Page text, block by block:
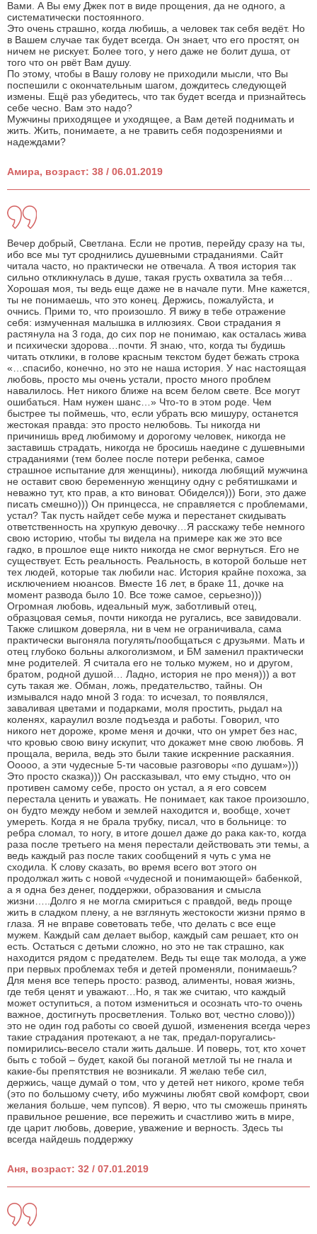
Вами. А Вы ему Джек пот в виде прощения, да не одного, а
систематически постоянного.
Это очень страшно, когда любишь, а человек так себя ведёт. Но
в Вашем случае так будет всегда. Он знает, что его простят, он
ничем не рискует. Более того, у него даже не болит душа, от
того что он рвёт Вам душу.
По этому, чтобы в Вашу голову не приходили мысли, что Вы
поспешили с окончательным шагом, дождитесь следующей
измены. Ещё раз убедитесь, что так будет всегда и признайтесь
себе чесно. Вам это надо?
Мужчины приходящее и уходящее, а Вам детей поднимать и
жить. Жить, понимаете, а не травить себя подозрениями и
надеждами?
Амира, возраст: 38 / 06.01.2019
Вечер добрый, Светлана. Если не против, перейду сразу на ты,
ибо все мы тут сроднились душевными страданиями. Сайт
читала часто, но практически не отвечала. А твоя история так
сильно откликнулась в душе, такая грусть охватила за тебя…
Хорошая моя, ты ведь еще даже не в начале пути. Мне кажется,
ты не понимаешь, что это конец. Держись, пожалуйста, и
очнись. Прими то, что произошло. Я вижу в тебе отражение
себя: измученная малышка в иллюзиях. Свои страдания я
растянула на 3 года, до сих пор не понимаю, как осталась жива
и психически здорова…почти. Я знаю, что, когда ты будишь
читать отклики, в голове красным текстом будет бежать строка
«…спасибо, конечно, но это не наша история. У нас настоящая
любовь, просто мы очень устали, просто много проблем
навалилось. Нет никого ближе на всем белом свете. Все могут
ошибаться. Нам нужен шанс…» Что-то в этом роде. Чем
быстрее ты поймешь, что, если убрать всю мишуру, останется
жестокая правда: это просто нелюбовь. Ты никогда ни
причинишь вред любимому и дорогому человек, никогда не
заставишь страдать, никогда не бросишь наедине с душевными
страданиями (тем более после потери ребенка, самое
страшное испытание для женщины), никогда любящий мужчина
не оставит свою беременную женщину одну с ребятишками и
неважно тут, кто прав, а кто виноват. Обиделся))) Боги, это даже
писать смешно))) Он принцесса, не справляется с проблемами,
устал? Так пусть найдет себе мужа и перестанет скидывать
ответственность на хрупкую девочку…Я расскажу тебе немного
свою историю, чтобы ты видела на примере как же это все
гадко, в прошлое еще никто никогда не смог вернуться. Его не
существует. Есть реальность. Реальность, в которой больше нет
тех людей, которые так любили нас. История крайне похожа, за
исключением нюансов. Вместе 16 лет, в браке 11, дочке на
момент развода было 10. Все тоже самое, серьезно)))
Огромная любовь, идеальный муж, заботливый отец,
образцовая семья, почти никогда не ругались, все завидовали.
Также слишком доверяла, ни в чем не ограничивала, сама
практически выгоняла погулять/пообщаться с друзьями. Мать и
отец глубоко больны алкоголизмом, и БМ заменил практически
мне родителей. Я считала его не только мужем, но и другом,
братом, родной душой… Ладно, история не про меня))) а вот
суть такая же. Обман, ложь, предательство, тайны. Он
измывался надо мной 3 года: то исчезал, то появлялся,
заваливая цветами и подарками, моля простить, рыдал на
коленях, караулил возле подъезда и работы. Говорил, что
никого нет дороже, кроме меня и дочки, что он умрет без нас,
что кровью свою вину искупит, что докажет мне свою любовь. Я
прощала, верила, ведь это были такие искренние раскаяния.
Ооооо, а эти чудесные 5-ти часовые разговоры «по душам»)))
Это просто сказка))) Он рассказывал, что ему стыдно, что он
противен самому себе, просто он устал, а я его совсем
перестала ценить и уважать. Не понимает, как такое произошло,
он будто между небом и землей находится и, вообще, хочет
умереть. Когда я не брала трубку, писал, что в больнице: то
ребра сломал, то ногу, в итоге дошел даже до рака как-то, когда
раза после третьего на меня перестали действовать эти темы, а
ведь каждый раз после таких сообщений я чуть с ума не
сходила. К слову сказать, во время всего вот этого он
продолжал жить с новой «чудесной и понимающей» бабенкой,
а я одна без денег, поддержки, образования и смысла
жизни…..Долго я не могла смириться с правдой, ведь проще
жить в сладком плену, а не взглянуть жестокости жизни прямо в
глаза. Я не вправе советовать тебе, что делать с все еще
мужем. Каждый сам делает выбор, каждый сам решает, кто он
есть. Остаться с детьми сложно, но это не так страшно, как
находится рядом с предателем. Ведь ты еще так молода, а уже
при первых проблемах тебя и детей променяли, понимаешь?
Для меня все теперь просто: развод, алименты, новая жизнь,
где тебя ценят и уважают…Но, я так же считаю, что каждый
может оступиться, а потом измениться и осознать что-то очень
важное, достигнуть просветления. Только вот, честно слово)))
это не один год работы со своей душой, изменения всегда через
такие страдания протекают, а не так, предал-поругались-
помирились-весело стали жить дальше. И поверь, тот, кто хочет
быть с тобой – будет, какой бы поганой метлой ты не гнала и
какие-бы препятствия не возникали. Я желаю тебе сил,
держись, чаще думай о том, что у детей нет никого, кроме тебя
(это по большому счету, ибо мужчины любят свой комфорт, свои
желания больше, чем пупсов). Я верю, что ты сможешь принять
правильное решение, все пережить и счастливо жить в мире,
где царит любовь, доверие, уважение и верность. Здесь ты
всегда найдешь поддержку
Аня, возраст: 32 / 07.01.2019